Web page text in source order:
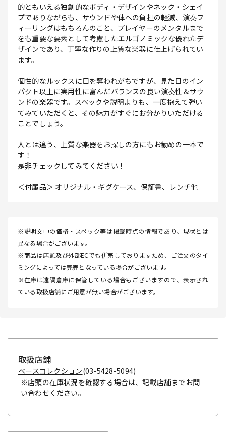
的ともいえる独創的なボディ・デザインやネック・シェイ
プでありながらも、サウンドや体への負担の軽減、演奏フ
ィーリングはもちろんのこと、プレイヤーのメンタルまで
をも重要な要素として考慮したエルゴノミックな優れたデ
ザインであり、丁寧な作りの上質な楽器に仕上げられてい
ます。
個性的なルックスに目を奪われがちですが、見た目のイン
パクト以上に実用性に富んだバランスの良い演奏性＆サウ
ンドの楽器です。スペックや説明よりも、一度抱えて弾い
てみていただくと、その魅力がすぐにお分かりいただける
ことでしょう。
人とは違う、上質な楽器をお探しの方にもお勧めの一本で
す！
是非チェックしてみてください！
＜付属品＞ オリジナル・ギグケース、保証書、レンチ他
※説明文中の価格・スペック等は掲載時点の情報であり、現状とは
異なる場合がございます。
※商品は店頭及び外部ECでも併売しておりますため、ご注文のタイ
ミングによっては完売となっている場合がございます。
※在庫は遠隔倉庫に保管している場合もございますので、表示され
ている取扱店舗にご用意が無い場合がございます。
取扱店舗
ベースコレクション(03-5428-5094)
※店頭の在庫状況を確認する場合は、記載店舗までお問
い合わせください。